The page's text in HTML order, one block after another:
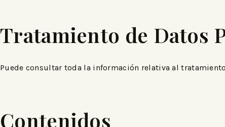
Tratamiento de Datos
Puede consultar toda la información relativa al
Contenidos